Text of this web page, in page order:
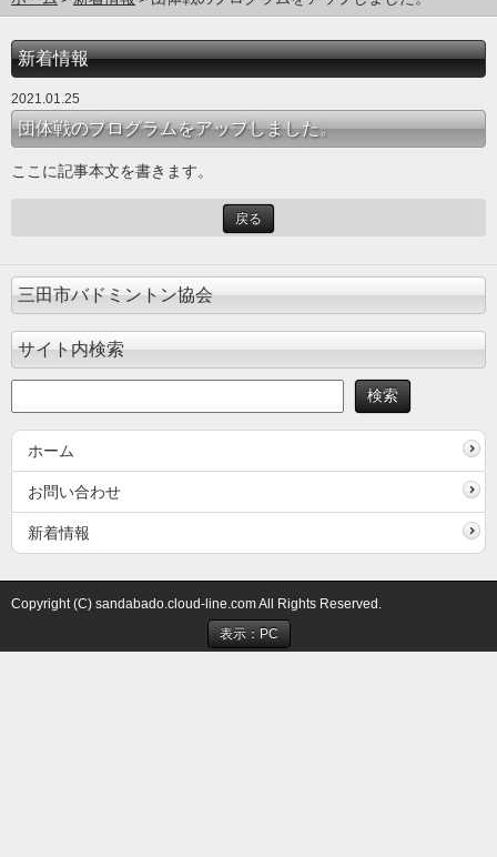
新着情報
2021.01.25
団体戦のプログラムをアップしました。
ここに記事本文を書きます。
戻る
三田市バドミントン協会
サイト内検索
ホーム
お問い合わせ
新着情報
Copyright (C) sandabado.cloud-line.com All Rights Reserved.
表示：PC